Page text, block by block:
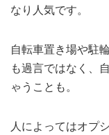
なり人気です。
自転車置き場や駐
も過言ではなく、
ゃうことも。
人によってはオプ